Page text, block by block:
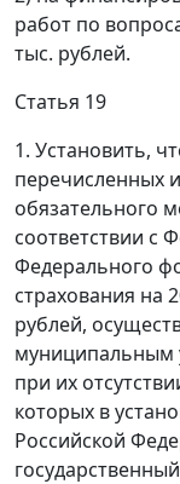
работ по
тыс. рублей.
Статья 19
1. Установить,
перечисленных
обязательного
соответствии с
Федерального
страхования на
рублей,
муниципальным
при их
которых в
Российской